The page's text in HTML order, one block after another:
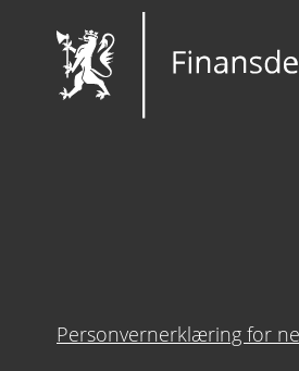
Personvernerklæring for